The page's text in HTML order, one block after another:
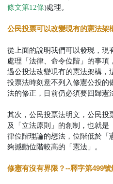
條文第12條)處理。
公民投票可以改變現有的憲法架
從上面的說明我們可以發現，現
處理「法律、命令位階」的事項
過公投法改變現有的憲法架構，
投票法時刻意不列入修憲公投的
法的修正，目前仍必須要回歸憲
其次，公民投票法明文，公民投
及「立法原則」的創制，也就是
律位階理論的想法，位階低於「
夠撼動位階較高的「憲法」。
修憲有沒有界限？--釋字第499號